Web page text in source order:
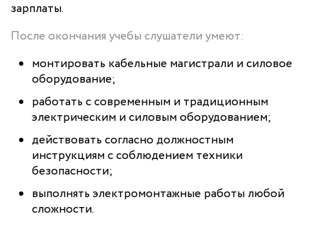
зарплаты.
После окончания учебы слушатели умеют:
монтировать кабельные магистрали и силовое
оборудование;
работать с современным и традиционным
электрическим и силовым оборудованием;
действовать согласно должностным
инструкциям с соблюдением техники
безопасности;
выполнять электромонтажные работы любой
сложности.